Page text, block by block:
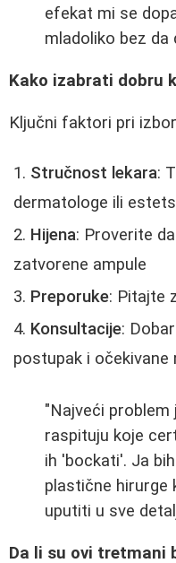
efekat mi se
mladoliko bez da
Kako izabrati dobru
Ključni faktori pri
Stručnost lekara:
dermatologe ili
Hijena: Proverite
zatvorene ampule
Preporuke: Pitajte
Konsultacije:
postupak i očekivane
"Najveći
raspituju koje
ih 'bockati'. Ja
plastične hirurge
uputiti u sve
Da li su ovi tretmani